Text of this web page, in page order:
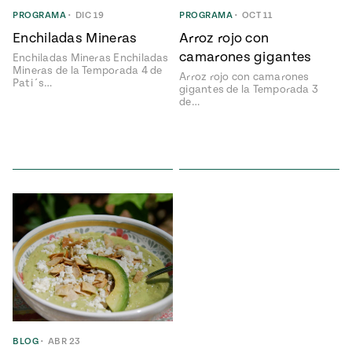
Mexico
City
La Frontera
Local
Kitchens
PROGRAMA • DIC 19
Enchiladas Mineras
Enchiladas Mineras Enchiladas
Mineras de la Temporada 4 de
Pati´s…
PROGRAMA • OCT 11
Arroz rojo con
camarones gigantes
Arroz rojo con camarones
gigantes de la Temporada 3
de…
BLOG • ABR 23